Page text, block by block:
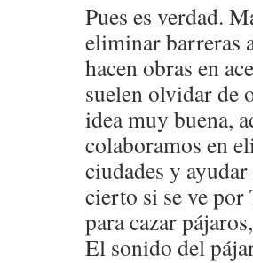
Pues es verdad.
eliminar barreras
hacen obras en
suelen olvidar de
idea muy buena,
colaboramos en
ciudades y
cierto si se ve
para cazar
El sonido del